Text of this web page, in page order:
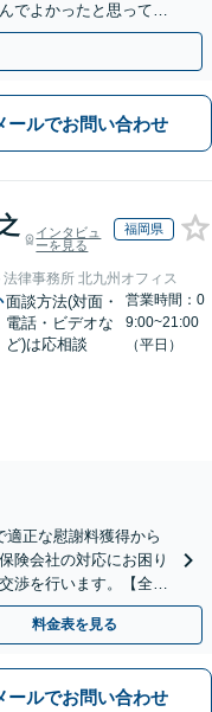
でよかったと思っても
ールでお問い合わせ
インタビュ
ーを見る
福岡県
律事務所 北九州オフィス
面談方法(対面・
電話・ビデオな
ど)は応相談
営業時間：0
9:00~21:00
（平日）
適正な慰謝料獲得から
険会社の対応にお困り
渉を行います。【全国
料金表を見る
ールでお問い合わせ